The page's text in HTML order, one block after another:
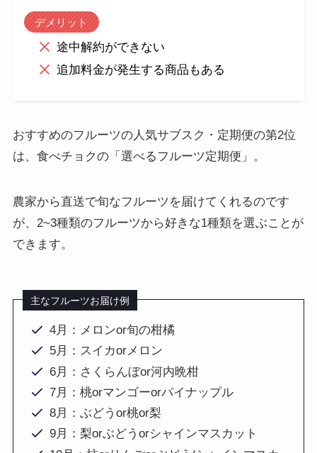
デメリット
途中解約ができない
追加料金が発生する商品もある
おすすめのフルーツの人気サブスク・定期便の第2位
は、食べチョクの「選べるフルーツ定期便」。
農家から直送で旬なフルーツを届けてくれるのです
が、2~3種類のフルーツから好きな1種類を選ぶことが
できます。
主なフルーツお届け例
4月：メロンor旬の柑橘
5月：スイカorメロン
6月：さくらんぼor河内晩柑
7月：桃orマンゴーorパイナップル
8月：ぶどうor桃or梨
9月：梨orぶどうorシャインマスカット